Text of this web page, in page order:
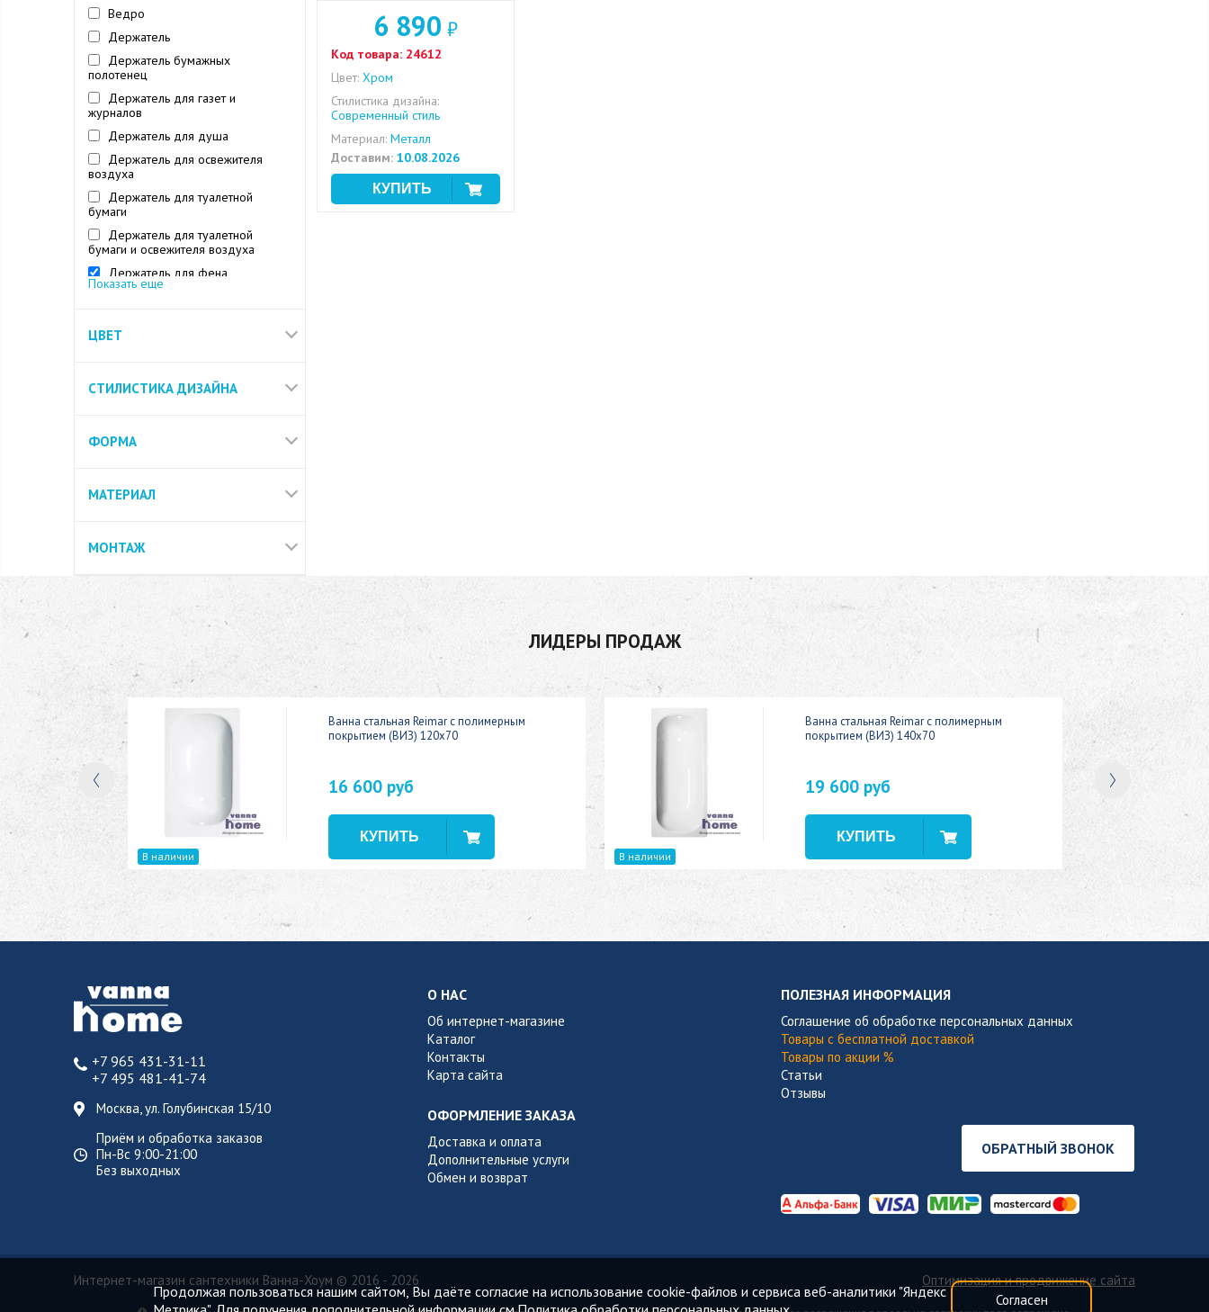
Ведро
Держатель
Держатель бумажных
полотенец
Держатель для газет и
журналов
Держатель для душа
Держатель для освежителя
воздуха
Держатель для туалетной
бумаги
Держатель для туалетной
бумаги и освежителя воздуха
Держатель для фена
и ершика
Держатель стакана и мыльницы
Показать еще
ЦВЕТ
СТИЛИСТИКА ДИЗАЙНА
ФОРМА
МАТЕРИАЛ
МОНТАЖ
6 890 ₽
Код товара: 24612
Цвет: Хром
Стилистика дизайна:
Современный стиль
Материал: Металл
Доставим: 10.08.2026
ЛИДЕРЫ ПРОДАЖ
150x70
В наличии
Ванна стальная Reimar с полимерным
покрытием (ВИЗ) 120x70
16 600 руб
В наличии
Ванна стальная Reimar с полимерным
покрытием (ВИЗ) 140x70
19 600 руб
+7 965 431-31-11
+7 495 481-41-74
Москва, ул. Голубинская 15/10
Приём и обработка заказов
Пн-Вс 9:00-21:00
Без выходных
О НАС
Об интернет-магазине
Каталог
Контакты
Карта сайта
ОФОРМЛЕНИЕ ЗАКАЗА
Доставка и оплата
Дополнительные услуги
Обмен и возврат
ПОЛЕЗНАЯ ИНФОРМАЦИЯ
Соглашение об обработке персональных данных
Товары с бесплатной доставкой
Товары по акции %
Статьи
Отзывы
ОБРАТНЫЙ ЗВОНОК
Интернет-магазин сантехники Ванна-Хоум © 2016 - 2026 Оптимизация и продвижение сайта
Продолжая пользоваться нашим сайтом, Вы даёте согласие на использование cookie-файлов и сервиса веб-аналитики "Яндекс
Согласен